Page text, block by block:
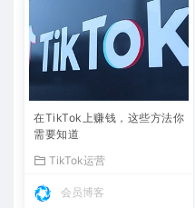
在TikTok上赚钱，这些方法你
需要知道
TikTok运营
会员博客